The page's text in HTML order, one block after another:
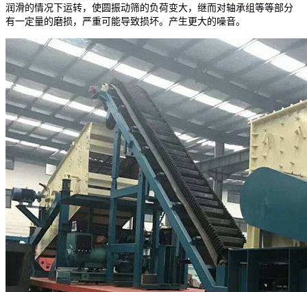
润滑的情况下运转，使圆振动筛的负荷变大，继而对轴承组等等部分
有一定量的磨损，严重可能导致损坏。产生更大的噪音。